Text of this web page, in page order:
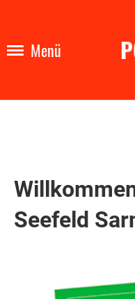
Menü
Seefeld